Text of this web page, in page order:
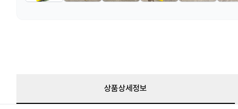
상품상세정보